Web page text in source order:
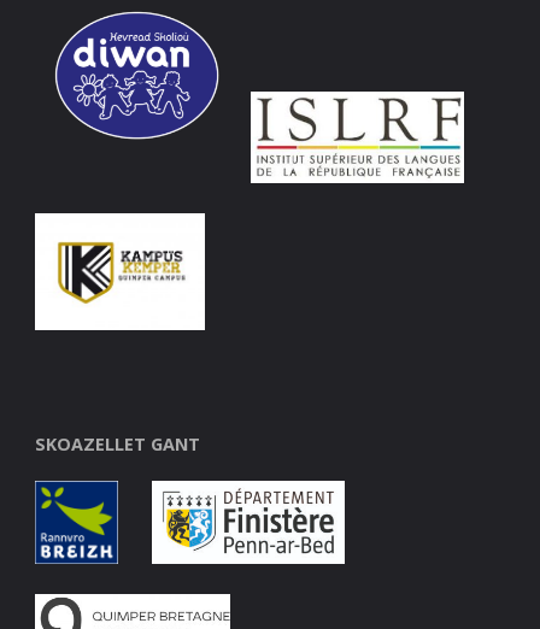
SKOAZELLET GANT